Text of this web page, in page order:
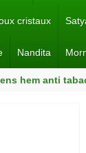
cristaux
Nandita
hem anti